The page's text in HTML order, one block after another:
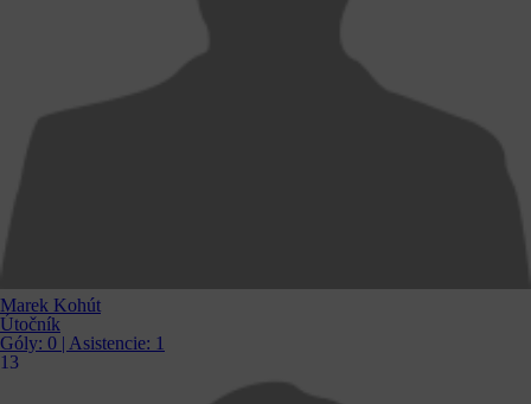
Marek Kohút
Útočník
Góly: 0 | Asistencie: 1
13